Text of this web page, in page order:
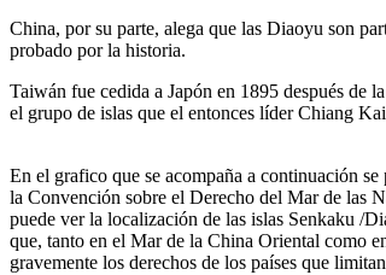
China, por su parte, alega que las Diaoyu son
probado por la historia.
Taiwán fue cedida a Japón en 1895 después de
el grupo de islas que el entonces líder Chiang
En el grafico que se acompaña a continuación
la Convención sobre el Derecho del Mar de las
puede ver la localización de las islas Senkaku /
que, tanto en el Mar de la China Oriental como
gravemente los derechos de los países que